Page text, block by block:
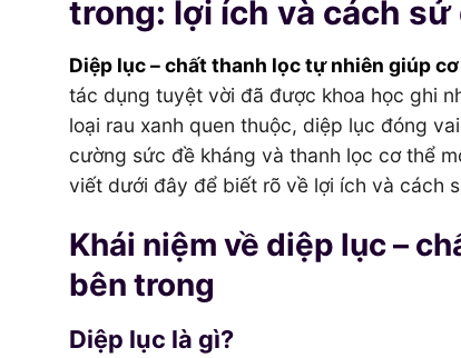
trong: lợi ích và cách sử
Diệp lục – chất thanh lọc tự nhiên giúp
tác dụng tuyệt vời đã được khoa học ghi
loại rau xanh quen thuộc, diệp lục đóng
cường sức đề kháng và thanh lọc cơ thể
viết dưới đây để biết rõ về lợi ích và cách
Khái niệm về diệp lục –
bên trong
Diệp lục là gì?